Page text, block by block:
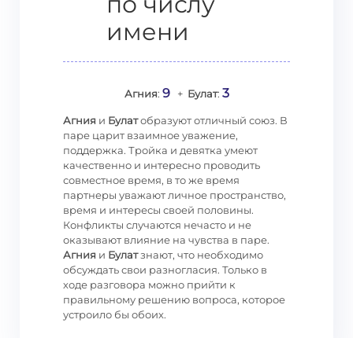
имени
Агния: 9+ Булат: 3
Агния и Булатобразуют отличный союз. В
паре царит взаимное уважение,
поддержка. Тройка и девятка умеют
качественно и интересно проводить
совместное время, в то же время
партнеры уважают личное пространство,
время и интересы своей половины.
Конфликты случаются нечасто и не
оказывают влияние на чувства в паре.
Агния и Булатзнают, что необходимо
обсуждать свои разногласия. Только в
ходе разговора можно прийти к
правильному решению вопроса, которое
устроило бы обоих.